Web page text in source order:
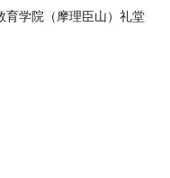
学院（摩理臣山）礼堂